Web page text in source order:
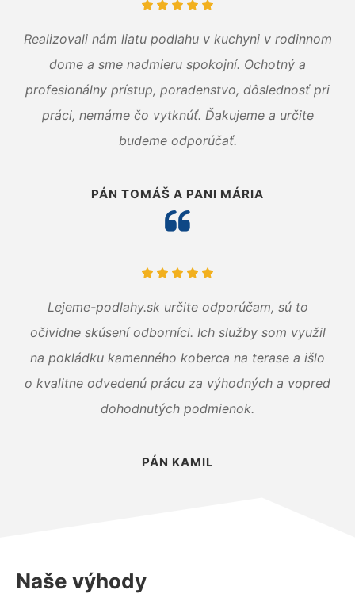
Realizovali nám liatu podlahu v kuchyni v rodinnom
dome a sme nadmieru spokojní. Ochotný a
profesionálny prístup, poradenstvo, dôslednosť pri
práci, nemáme čo vytknúť. Ďakujeme a určite
budeme odporúčať.
PÁN TOMÁŠ A PANI MÁRIA
Lejeme-podlahy.sk určite odporúčam, sú to
očividne skúsení odborníci. Ich služby som využil
na pokládku kamenného koberca na terase a išlo
o kvalitne odvedenú prácu za výhodných a vopred
dohodnutých podmienok.
PÁN KAMIL
Naše výhody